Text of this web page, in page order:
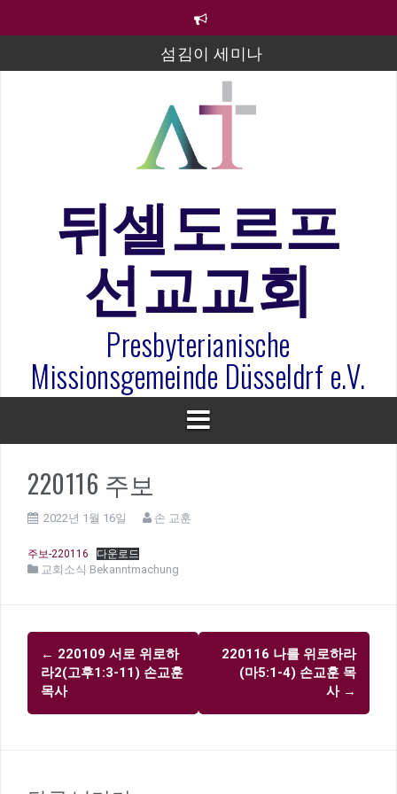
섬김이 세미나
김태희 자매 졸업연주
2023년 어린이 주일 유초등부 발표
라합3 나라 봉헌송
은퇴사-우선화 권사
20260322 주안에 가만히 머물기(요한복음 15:1-17) 손
훈목사
뒤셀도르프
선교교회
Presbyterianische
Missionsgemeinde Düsseldrf e.V.
220116 주보
2022년 1월 16일 손 교훈
주보-220116 다운로드
교회소식 Bekanntmachung
글
내
비
게
← 220109 서로 위로하
라2(고후1:3-11) 손교훈
목사
220116 나를 위로하라
(마5:1-4) 손교훈 목
사 →